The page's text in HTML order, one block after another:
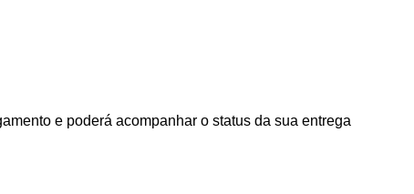
e poderá acompanhar o status da sua entrega